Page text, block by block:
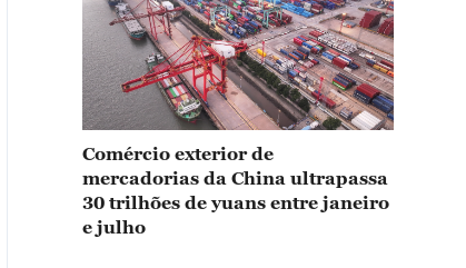
Comércio exterior de
mercadorias da China ultrapassa
30 trilhões de yuans entre janeiro
e julho